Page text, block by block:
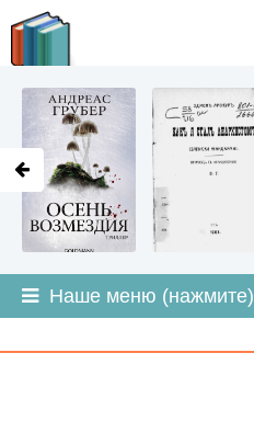
Наше меню (нажмите)
LITMIR.ORG